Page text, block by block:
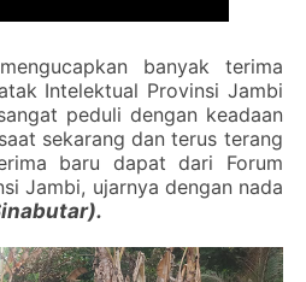
banyak terima
Intelektual Provinsi Jambi
peduli dengan keadaan
sekarang dan terus terang
baru dapat dari Forum
Jambi, ujarnya dengan nada